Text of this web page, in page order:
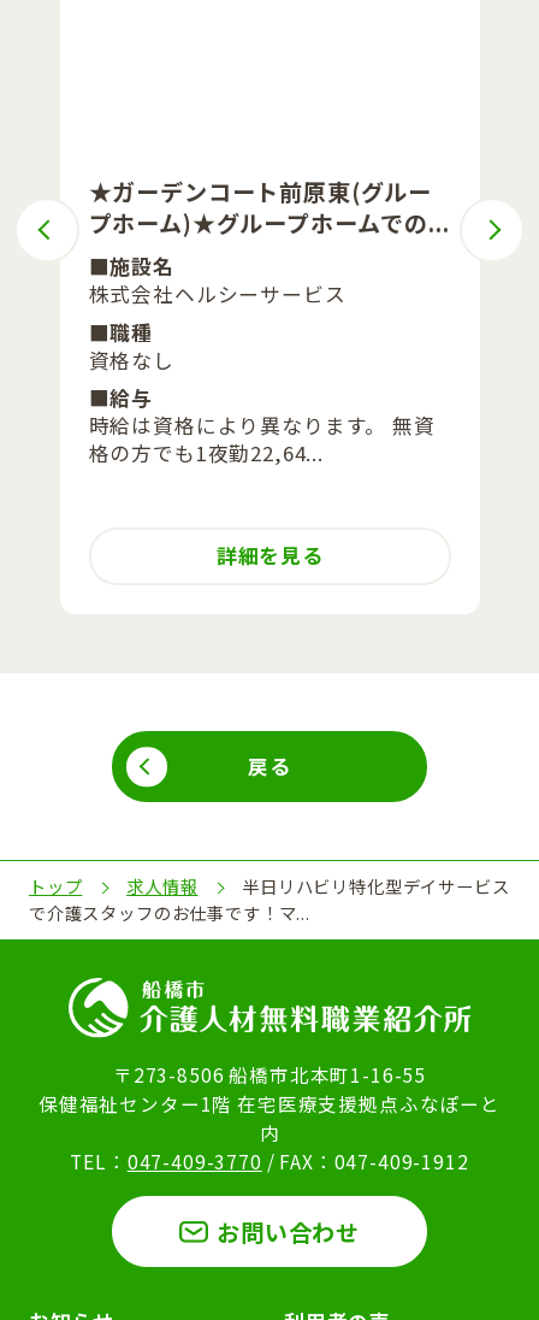
★ガーデンコート前原東(グルー
プホーム)★グループホームでの...
■施設名
株式会社ヘルシーサービス
■職種
資格なし
■給与
時給は資格により異なります。 無資
格の方でも1夜勤22,64...
詳細を見る
戻る
トップ 求人情報
半日リハビリ特化型デイサービス
で介護スタッフのお仕事です！マ...
〒273-8506 船橋市北本町1-16-55
保健福祉センター1階 在宅医療支援拠点ふなぽーと
内
TEL： 047-409-3770 / FAX：047-409-1912
お問い合わせ